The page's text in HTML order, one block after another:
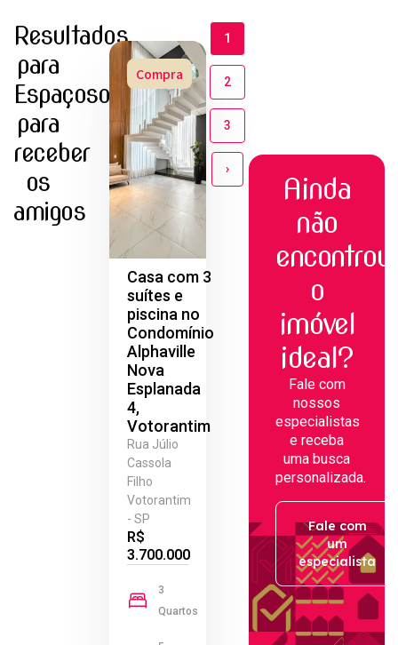
Resultados
para
Espaçoso
para
receber
os
amigos
Compra
Casa com 3
suítes e
piscina no
Condomínio
Alphaville
Nova
Esplanada
4,
Votorantim
Rua Júlio
Cassola
Filho
Votorantim
- SP
R$
3.700.000
3
Quartos
1
2
3
›
Ainda
não
encontrou
o
imóvel
ideal?
Fale com
nossos
especialistas
e receba
uma busca
personalizada.
Fale com
um
especialista